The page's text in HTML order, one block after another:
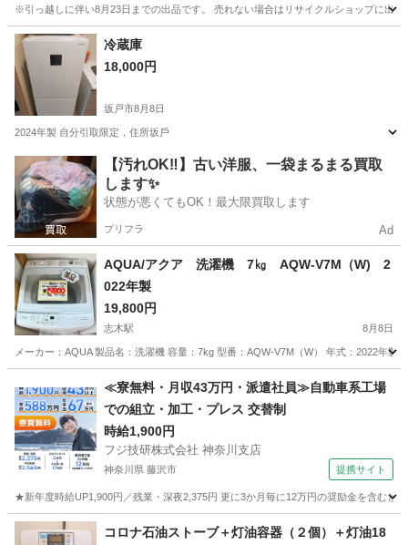
※引っ越しに伴い8月23日までの出品です。 売れない場合はリサイクルショップに出
埼玉 三郷市 三郷駅
冷蔵庫
18,000円
坂戸市8月8日
2024年製 自分引取限定，住所坂戶
埼玉 坂戸市 季節、空調家電
【汚れOK‼️】古い洋服、一袋まるまる買取
します✨
状態が悪くてもOK！最大限買取します
プリフラ Ad
AQUA/アクア 洗濯機 7㎏ AQW-V7M（W) 2
022年製
19,800円
志木駅 8月8日
メーカー：AQUA 製品名：洗濯機 容量：7kg 型番：AQW-V7M（W） 年式：2022年
志木駅 生活家電 AQW
≪寮無料・月収43万円・派遣社員≫自動車系工場
での組立・加工・プレス 交替制
時給1,900円
フジ技研株式会社 神奈川支店
神奈川県 藤沢市 提携サイト
★新年度時給UP1,900円／残業・深夜2,375円 更に3か月毎に12万円の奨励金を含む
神奈川 藤沢市 その他
コロナ石油ストーブ＋灯油容器（２個）＋灯油18